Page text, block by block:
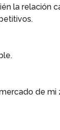
la relación
de mi